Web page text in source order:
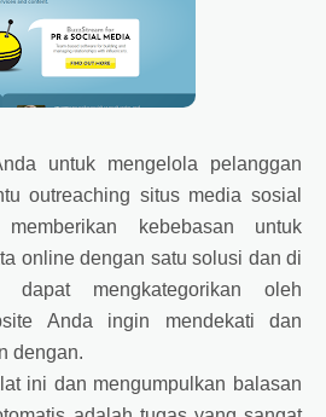
untuk mengelola pelanggan
outreaching situs media sosial
kebebasan untuk
online dengan satu solusi dan di
mengkategorikan oleh
Anda ingin mendekati dan
dengan.
ini dan mengumpulkan balasan